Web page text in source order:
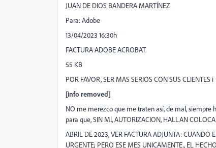
JUAN DE DIOS BANDERA MARTÍNEZ
Para: Adobe
13/04/2023 16:30h
FACTURA ADOBE ACROBAT.
55 KB
POR FAVOR, SER MAS SERIOS CON SUS CLIENTES i
[info removed]
NO me merezco que me traten así, de mal, siempre
para que, SIN Ml, AUTORIZACION, HALLAN
ABRIL DE 2023, VER FACTURA ADJUNTA: CUANDO
URGENTE¡ PERO ESE MES UNICAMENTE., EL